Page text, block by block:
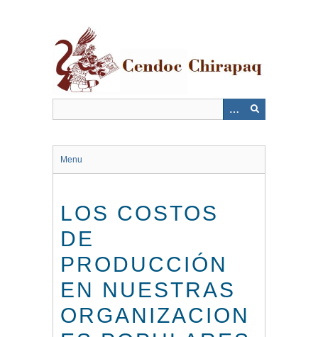
Menu
LOS COSTOS
DE
PRODUCCIÓN
EN NUESTRAS
ORGANIZACION